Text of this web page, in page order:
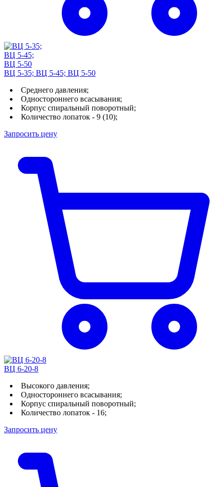
ВЦ 5-35; ВЦ 5-45; ВЦ 5-50
Среднего давления;
Одностороннего всасывания;
Корпус спиральный поворотный;
Количество лопаток - 9 (10);
Запросить цену
ВЦ 6-20-8
Высокого давления;
Одностороннего всасывания;
Корпус спиральный поворотный;
Количество лопаток - 16;
Запросить цену